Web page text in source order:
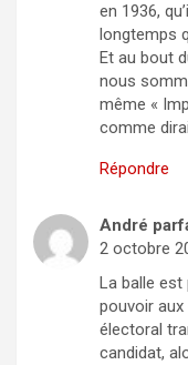
en 1936,
longtemps
Et au bout
nous
même «
comme
Répondre
André
2 octobre
La balle est
pouvoir aux
électoral
candidat,